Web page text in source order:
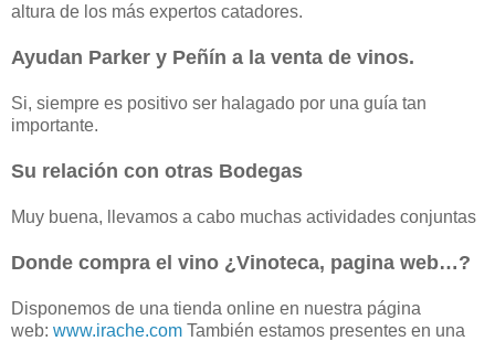
altura de los más expertos catadores.
Ayudan Parker y Peñín a la venta de vinos.
Si, siempre es positivo ser halagado por una guía tan
importante.
Su relación con otras Bodegas
Muy buena, llevamos a cabo muchas actividades conjuntas
Donde compra el vino ¿Vinoteca, pagina web…?
Disponemos de una tienda online en nuestra página
web: www.irache.com También estamos presentes en una